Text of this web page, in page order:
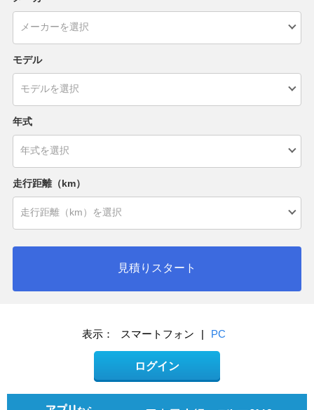
モデル
年式
走行距離（km）
見積りスタート
表示： スマートフォン | PC
ログイン